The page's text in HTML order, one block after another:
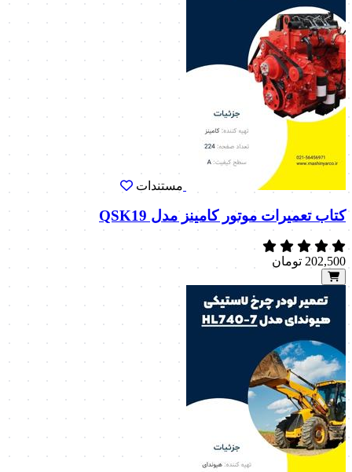
مستندات
کتاب تعمیرات موتور کامینز مدل QSK19
202,500 تومان